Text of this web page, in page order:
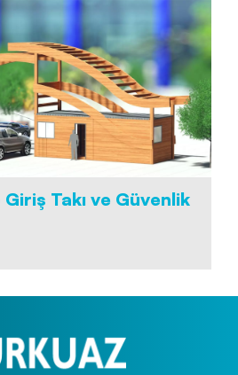
Takı ve Güvenlik